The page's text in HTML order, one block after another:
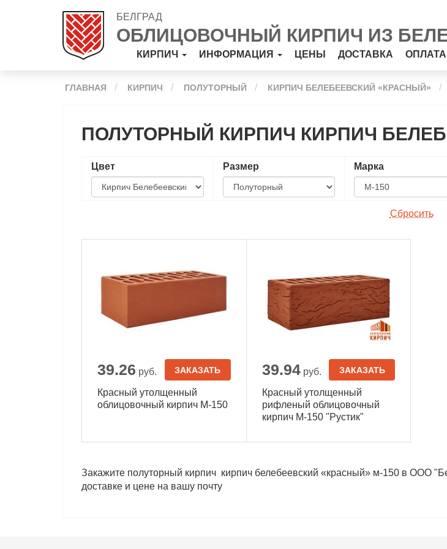
БЕЛГРАД
ОБЛИЦОВОЧНЫЙ КИРПИЧ ИЗ
КИРПИЧ ИНФОРМАЦИЯ ЦЕНЫ ДОСТАВКА ОПЛАТА
ГЛАВНАЯ КИРПИЧ ПОЛУТОРНЫЙ КИРПИЧ БЕЛЕБЕЕВСКИЙ «КРАСНЫЙ»
ПОЛУТОРНЫЙ КИРПИЧ КИРПИЧ
Цвет Размер Марка
Сбросить
39.26 руб. ЗАКАЗАТЬ
Красный утолщенный
облицовочный кирпич М-150
39.94руб. ЗАКАЗАТЬ
Красный утолщенный
рифленый облицовочный
кирпич М-150 "Рустик"
Закажите полуторный кирпич кирпич белебеевский «красный» м-150 в ООО
доставке и цене на вашу почту